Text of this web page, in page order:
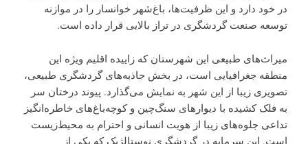
در خود دارد و این ظرفیت‌ها، باغ‌شهر خوانسار را در موازنه
توسعه صنعت گردشگری در تراز بالایی قرار داده است.
میراث‌های طبیعی این شهرستان که زاییده اقلیم ویژه این
منطقه جغرافیایی است، در بخش جاذبه‌های گردشگری طبیعی،
تصویری زیبا از این شهر به نمایش می‌گذارد. پیوند درختان سر
به فلک کشیده با دیوارهای سنگ‌چین و کوچه‌باغ‌های خاطره‌انگیز
تداعی جلوه‌های زیبا از هویت انسانی و احترام به محیط‌زیست
است. این سرمایه در گردشگری نوستالژیک که یکی از